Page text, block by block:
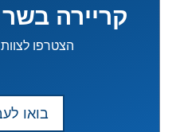
קריירה
הצטרפו
בואו